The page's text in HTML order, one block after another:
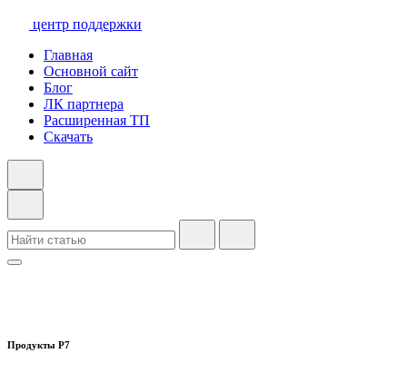
центр поддержки
Главная
Основной сайт
Блог
ЛК партнера
Расширенная ТП
Скачать
Продукты Р7